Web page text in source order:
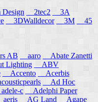
2tec2
3A
3DWalldecor 3M
45
AB aaro
Abate Zanetti
Lighting
ABV
Accento
Acerbis
Ad Hoc
c
Adelphi Paper
aeris AG Land Agape